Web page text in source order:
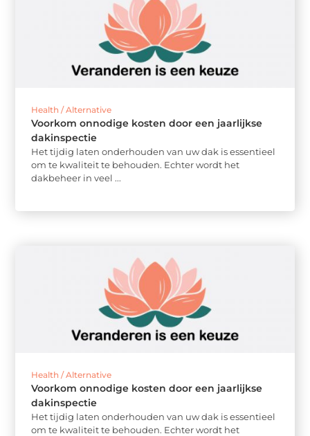
Health / Alternative
Voorkom onnodige kosten door een jaarlijkse
dakinspectie
Het tijdig laten onderhouden van uw dak is essentieel
om te kwaliteit te behouden. Echter wordt het
dakbeheer in veel ...
Health / Alternative
Voorkom onnodige kosten door een jaarlijkse
dakinspectie
Het tijdig laten onderhouden van uw dak is essentieel
om te kwaliteit te behouden. Echter wordt het